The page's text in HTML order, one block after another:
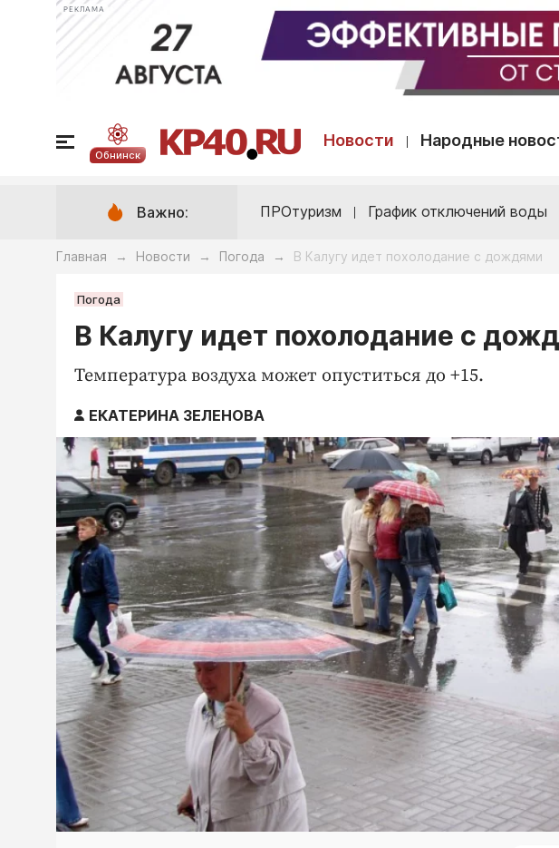
РЕКЛАМА
Обнинск
Новости Народные
Важно: ПРОтуризм График отключений воды
Главная → Новости → Погода → В Калугу идет похолодание с дождями
Погода
В Калугу идет похолодание с
Температура воздуха может опуститься до +15.
ЕКАТЕРИНА ЗЕЛЕНОВА